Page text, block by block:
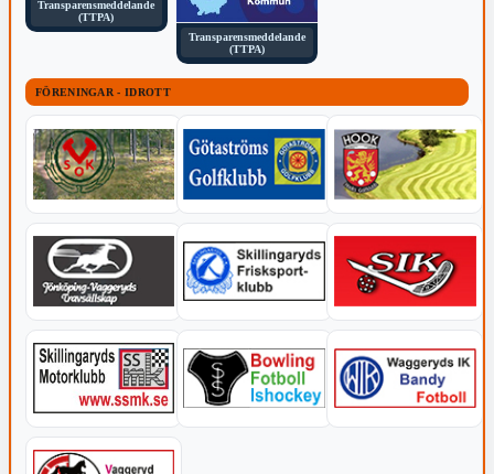
Transparensmeddelande
(TTPA)
Transparensmeddelande
(TTPA)
FÖRENINGAR - IDROTT